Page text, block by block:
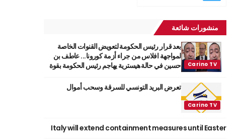
منشورات شائعة
بعد قرار رئيس الحكومة لتعويض القنوات الخاصة
لمواجهة افلاس من جراء أزمة كورونا... عاطف بن
حسين في حالة هيسترية يهاجم رئيس الحكومة بقوة
تعرض البريد التونسي للسرقة وسحب أموال
Italy will extend containment measures until Easter